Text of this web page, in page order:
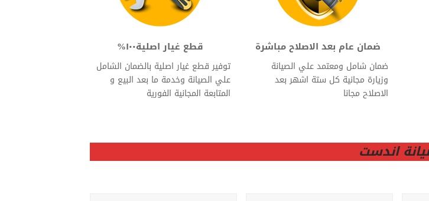
قطع غيار اصلية١٠٠%
توفير قطع غيار اصلية بالضمان الشامل
علي الصيانة وخدمة ما بعد البيع و
المتابعة المجانية الفورية
ضمان عام بعد الاصلاح مباشرة
ضمان شامل ومعتمد علي الصيانة
وزيارة مجانية كل ستة اشهر بعد
الاصلاح مجانا
اندست